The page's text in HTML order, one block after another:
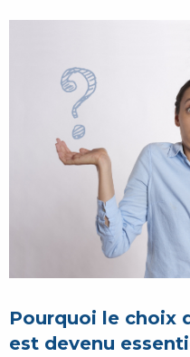
Pourquoi le choix
est devenu